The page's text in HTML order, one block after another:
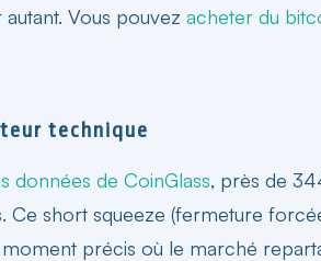
Vous pouvez acheter du
technique
données de CoinGlass, près de
Ce short squeeze (fermeture
précis où le marché